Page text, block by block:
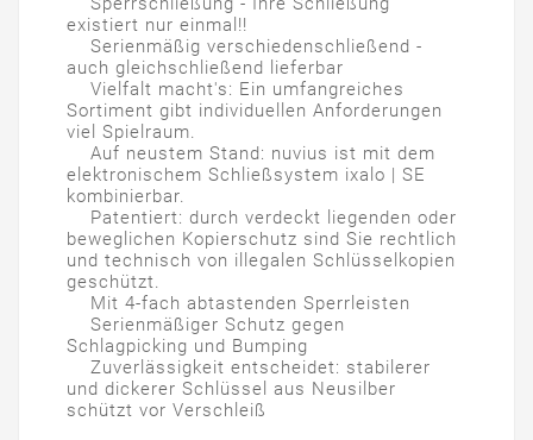
existiert nur einmal!!
Serienmäßig verschiedenschließend -
auch gleichschließend lieferbar
Vielfalt macht's: Ein umfangreiches
Sortiment gibt individuellen Anforderungen
viel Spielraum.
Auf neustem Stand: nuvius ist mit dem
elektronischem Schließsystem ixalo | SE
kombinierbar.
Patentiert: durch verdeckt liegenden oder
beweglichen Kopierschutz sind Sie rechtlich
und technisch von illegalen Schlüsselkopien
geschützt.
Mit 4-fach abtastenden Sperrleisten
Serienmäßiger Schutz gegen
Schlagpicking und Bumping
Zuverlässigkeit entscheidet: stabilerer
und dickerer Schlüssel aus Neusilber
schützt vor Verschleiß